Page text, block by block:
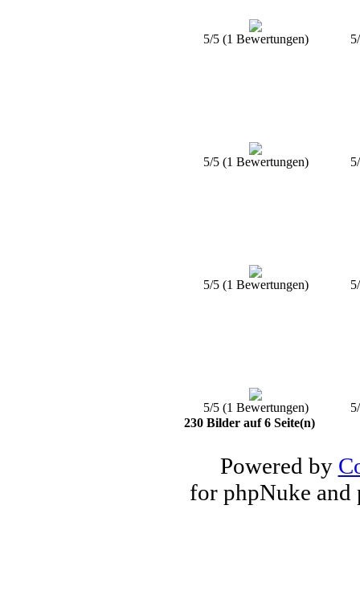
5/5 (1 Bewertungen)
5/5 (1 Bewertungen)
5/5 (1 Bewertungen)
5/5 (1 Bewertungen)
230 Bilder auf 6 Seite(n)
Powered by
for phpNuke